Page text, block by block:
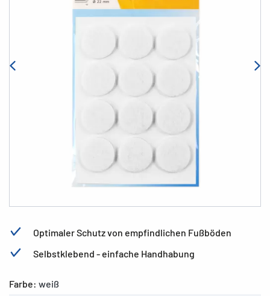
Optimaler Schutz von empfindlichen Fußböden
Selbstklebend - einfache Handhabung
Farbe: weiß